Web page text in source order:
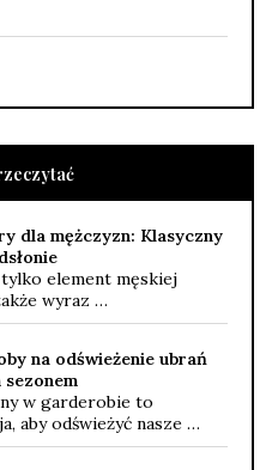
dla mężczyzn: Klasyczny
element męskiej
wyraz …
na odświeżenie ubrań
w garderobie to
aby odświeżyć nasze …